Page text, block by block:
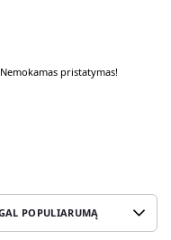
Nemokamas pristatymas!